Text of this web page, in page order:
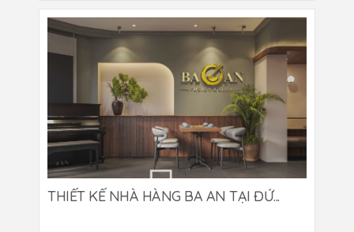
THIẾT KẾ NHÀ HÀNG BA AN TẠI ĐỨ...